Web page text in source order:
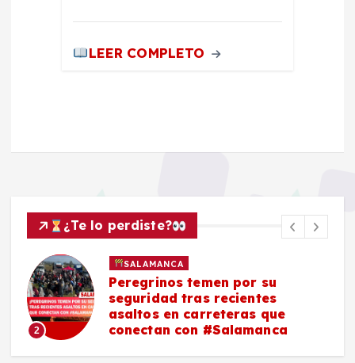
LEER COMPLETO
¿Te lo perdiste?
3
POLICIACA
Asesinan a un hombre en
vulcanizadora de Los Sauces,
#Salamanca